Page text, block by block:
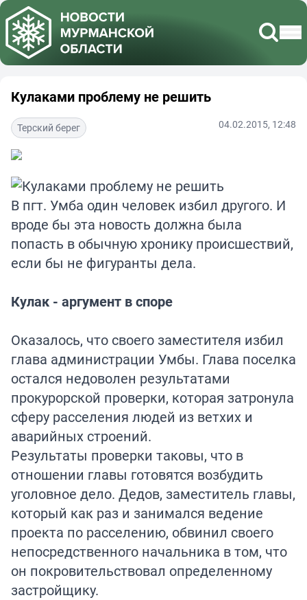
Кулаками проблему не решить
Терский берег 04.02.2015, 12:48
В пгт. Умба один человек избил другого. И
вроде бы эта новость должна была
попасть в обычную хронику происшествий,
если бы не фигуранты дела.
Кулак - аргумент в споре
Оказалось, что своего заместителя избил
глава администрации Умбы. Глава поселка
остался недоволен результатами
прокурорской проверки, которая затронула
сферу расселения людей из ветхих и
аварийных строений.
Результаты проверки таковы, что в
отношении главы готовятся возбудить
уголовное дело. Дедов, заместитель главы,
который как раз и занимался ведение
проекта по расселению, обвинил своего
непосредственного начальника в том, что
он покровительствовал определенному
застройщику.